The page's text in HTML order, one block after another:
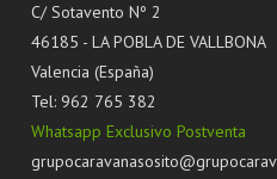
C/ Sotavento Nº 2
46185 - LA POBLA DE VALLBONA
Valencia (España)
Tel: 962 765 382
Whatsapp Exclusivo Postventa